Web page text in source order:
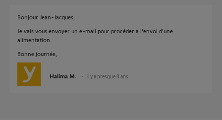
Bonjour Jean-Jacques,
Je vais vous envoyer un e-mail pour procéder à l'envoi d'une
alimentation.
Bonne journée,
Halima M. il y a presque 8 ans